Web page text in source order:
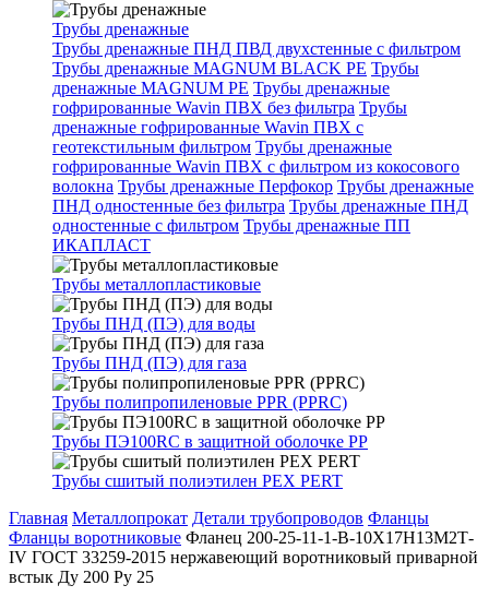
Трубы дренажные
Трубы дренажные ПНД ПВД двухстенные с фильтром
Трубы дренажные MAGNUM BLACK PE Трубы
дренажные MAGNUM PE Трубы дренажные
гофрированные Wavin ПВХ без фильтра Трубы
дренажные гофрированные Wavin ПВХ с
геотекстильным фильтром Трубы дренажные
гофрированные Wavin ПВХ с фильтром из кокосового
волокна Трубы дренажные Перфокор Трубы дренажные
ПНД одностенные без фильтра Трубы дренажные ПНД
одностенные с фильтром Трубы дренажные ПП
ИКАПЛАСТ
Трубы металлопластиковые
Трубы ПНД (ПЭ) для воды
Трубы ПНД (ПЭ) для газа
Трубы полипропиленовые PPR (PPRC)
Трубы ПЭ100RC в защитной оболочке PP
Трубы сшитый полиэтилен PEX PERT
Главная Металлопрокат Детали трубопроводов Фланцы
Фланцы воротниковые Фланец 200-25-11-1-В-10Х17Н13М2Т-
IV ГОСТ 33259-2015 нержавеющий воротниковый приварной
встык Ду 200 Ру 25